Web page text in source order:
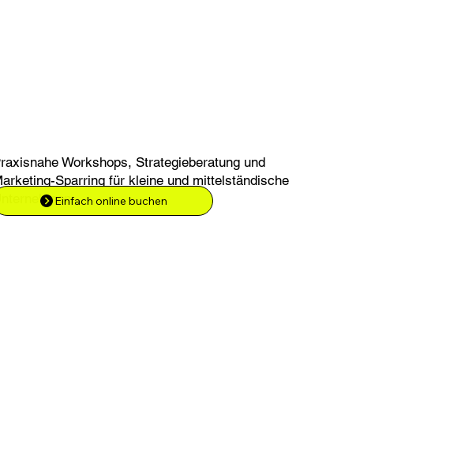
Workshops, Strategieberatung und
Sparring für kleine und mittelständische
Einfach online buchen